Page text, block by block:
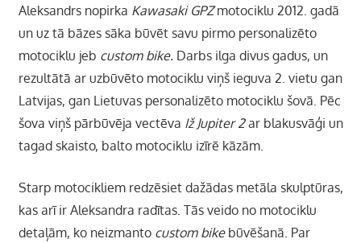
Aleksandrs nopirka Kawasaki GPZmotociklu 2012. gadā
un uz tā bāzes sāka būvēt savu pirmo personalizēto
motociklu jeb custom bike.Darbs ilga divus gadus, un
rezultātā ar uzbūvēto motociklu viņš ieguva 2. vietu gan
Latvijas, gan Lietuvas personalizēto motociklu šovā. Pēc
šova viņš pārbūvēja vectēva Iž Jupiter 2ar blakusvāģi un
tagad skaisto, balto motociklu izīrē kāzām.
Starp motocikliem redzēsiet dažādas metāla skulptūras,
kas arī ir Aleksandra radītas. Tās veido no motociklu
detaļām, ko neizmanto custom bike būvēšanā. Par